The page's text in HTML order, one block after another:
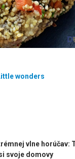
wonders
vlne horúčav:
svoje domovy